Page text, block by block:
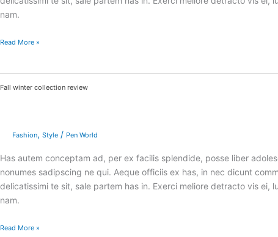
nam.
Read More »
Fall winter collection review
Fashion, Style / Pen World
Has autem conceptam ad, per ex facilis splendide, posse liber
nonumes sadipscing ne qui. Aeque officiis ex has, in nec dicunt
delicatissimi te sit, sale partem has in. Exerci meliore detracto vis
nam.
Read More »